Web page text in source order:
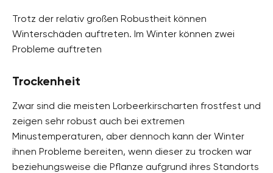
Trotz der relativ großen Robustheit können
Winterschäden auftreten. Im Winter können zwei
Probleme auftreten
Trockenheit
Zwar sind die meisten Lorbeerkirscharten frostfest und
zeigen sehr robust auch bei extremen
Minustemperaturen, aber dennoch kann der Winter
ihnen Probleme bereiten, wenn dieser zu trocken war
beziehungsweise die Pflanze aufgrund ihres Standorts